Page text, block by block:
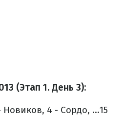
(Этап 1. День 3):
4 - Сордо, ...15